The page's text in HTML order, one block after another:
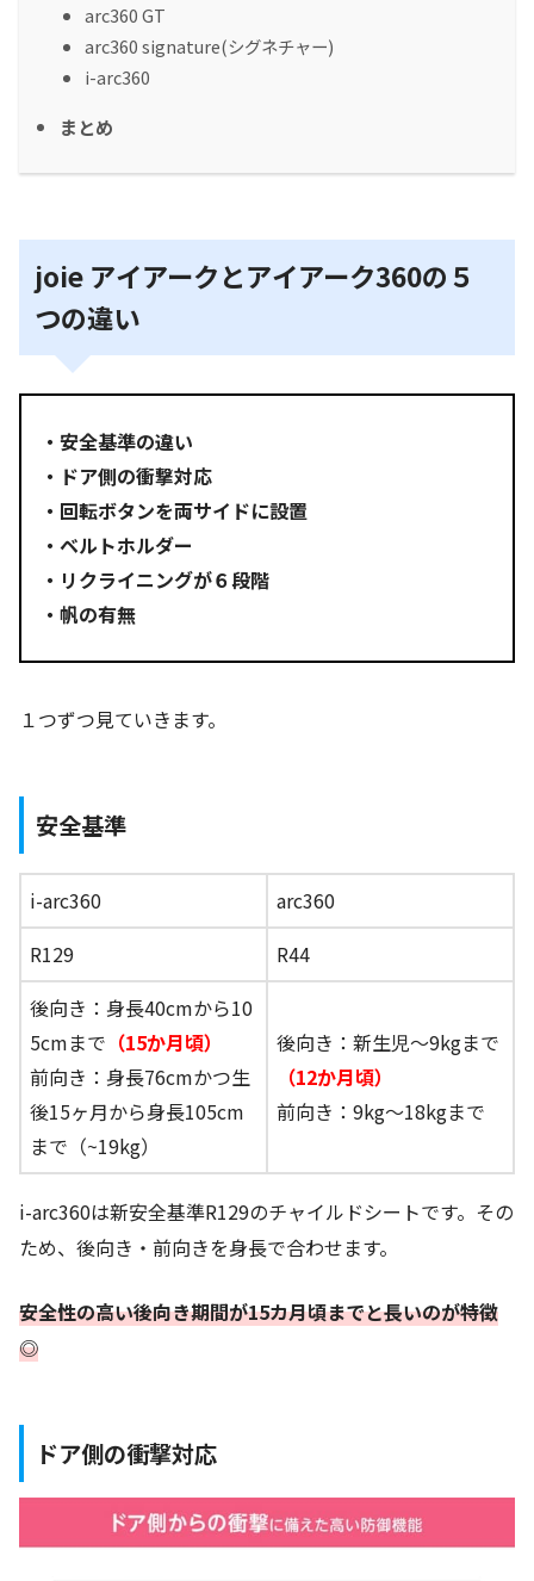
arc360 GT
arc360 signature(シグネチャー)
i-arc360
まとめ
joie アイアークとアイアーク360の５
つの違い
・安全基準の違い
・ドア側の衝撃対応
・回転ボタンを両サイドに設置
・ベルトホルダー
・リクライニングが６段階
・帆の有無
１つずつ見ていきます。
安全基準
i-arc360
arc360
R129
R44
後向き：身長40cmから10
5cmまで （15か月頃）
前向き：身長76cmかつ生
後15ヶ月から身長105cm
まで（~19kg）
後向き：新生児～9kgまで
（12か月頃）
前向き：9kg～18kgまで
i-arc360は新安全基準R129のチャイルドシートです。その
ため、後向き・前向きを身長で合わせます。
安全性の高い後向き期間が15カ月頃までと長いのが特徴
◎
ドア側の衝撃対応